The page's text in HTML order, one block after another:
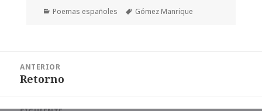
Categorías
Poemas españoles Etiquetas
Gómez Manrique
entradas
ANTERIOR
Entrada
Retorno